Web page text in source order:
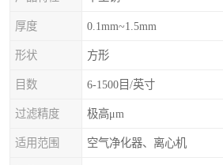
厚度 0.1mm~1.5mm
形状 方形
目数 6-1500目/英寸
过滤精度 极高μm
适用范围 空气净化器、离心机